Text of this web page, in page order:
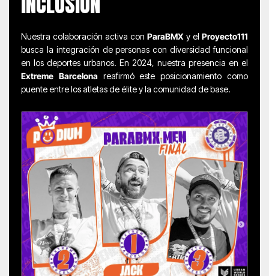
Nuestra colaboración activa con ParaBMX y el Proyecto111
busca la integración de personas con diversidad funcional
en los deportes urbanos. En 2024, nuestra presencia en el
Extreme Barcelonareafirmó este posicionamiento como
puente entre los atletas de élite y la comunidad de base.